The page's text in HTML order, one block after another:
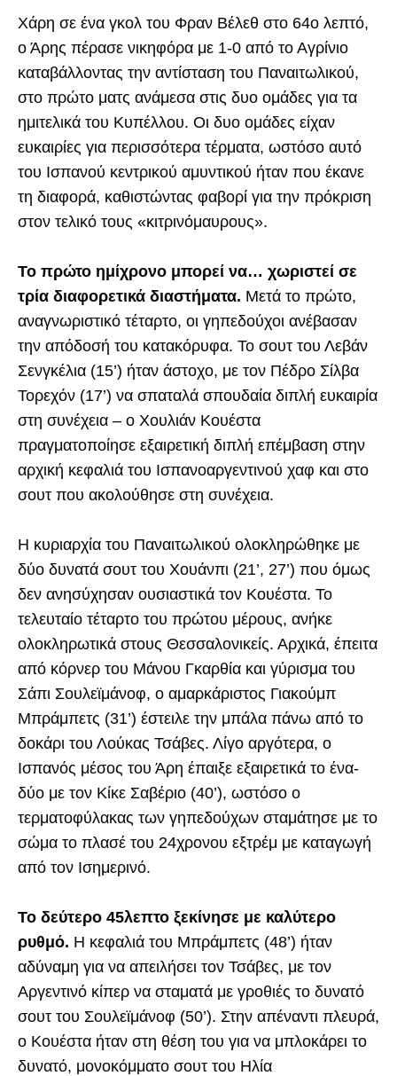
Χάρη σε ένα γκολ του Φραν Βέλεθ στο 64ο λεπτό,
ο Άρης πέρασε νικηφόρα με 1-0 από το Αγρίνιο
καταβάλλοντας την αντίσταση του Παναιτωλικού,
στο πρώτο ματς ανάμεσα στις δυο ομάδες για τα
ημιτελικά του Κυπέλλου. Οι δυο ομάδες είχαν
ευκαιρίες για περισσότερα τέρματα, ωστόσο αυτό
του Ισπανού κεντρικού αμυντικού ήταν που έκανε
τη διαφορά, καθιστώντας φαβορί για την πρόκριση
στον τελικό τους «κιτρινόμαυρους».
Το πρώτο ημίχρονο μπορεί να… χωριστεί σε
τρία διαφορετικά διαστήματα. Μετά το πρώτο,
αναγνωριστικό τέταρτο, οι γηπεδούχοι ανέβασαν
την απόδοσή του κατακόρυφα. Το σουτ του Λεβάν
Σενγκέλια (15’) ήταν άστοχο, με τον Πέδρο Σίλβα
Τορεχόν (17’) να σπαταλά σπουδαία διπλή ευκαιρία
στη συνέχεια – ο Χουλιάν Κουέστα
πραγματοποίησε εξαιρετική διπλή επέμβαση στην
αρχική κεφαλιά του Ισπανοαργεντινού χαφ και στο
σουτ που ακολούθησε στη συνέχεια.
Η κυριαρχία του Παναιτωλικού ολοκληρώθηκε με
δύο δυνατά σουτ του Χουάνπι (21’, 27’) που όμως
δεν ανησύχησαν ουσιαστικά τον Κουέστα. Το
τελευταίο τέταρτο του πρώτου μέρους, ανήκε
ολοκληρωτικά στους Θεσσαλονικείς. Αρχικά, έπειτα
από κόρνερ του Μάνου Γκαρθία και γύρισμα του
Σάπι Σουλεϊμάνοφ, ο αμαρκάριστος Γιακούμπ
Μπράμπετς (31’) έστειλε την μπάλα πάνω από το
δοκάρι του Λούκας Τσάβες. Λίγο αργότερα, ο
Ισπανός μέσος του Άρη έπαιξε εξαιρετικά το ένα-
δύο με τον Κίκε Σαβέριο (40’), ωστόσο ο
τερματοφύλακας των γηπεδούχων σταμάτησε με το
σώμα το πλασέ του 24χρονου εξτρέμ με καταγωγή
από τον Ισημερινό.
Το δεύτερο 45λεπτο ξεκίνησε με καλύτερο
ρυθμό. Η κεφαλιά του Μπράμπετς (48’) ήταν
αδύναμη για να απειλήσει τον Τσάβες, με τον
Αργεντινό κίπερ να σταματά με γροθιές το δυνατό
σουτ του Σουλεϊμάνοφ (50’). Στην απέναντι πλευρά,
ο Κουέστα ήταν στη θέση του για να μπλοκάρει το
δυνατό, μονοκόμματο σουτ του Ηλία